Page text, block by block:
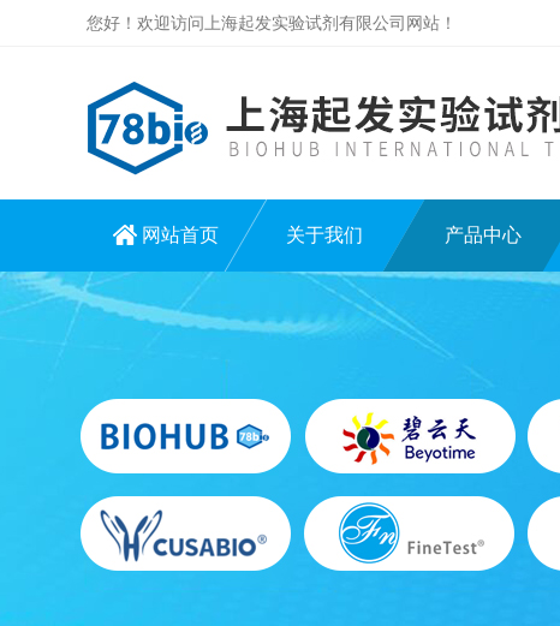
您好！欢迎访问上海起发实验试剂有限公司网站！
网站首页 关于我们 产品中心